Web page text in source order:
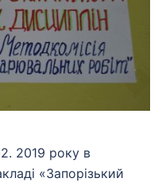
2019 року в
«Запорізький